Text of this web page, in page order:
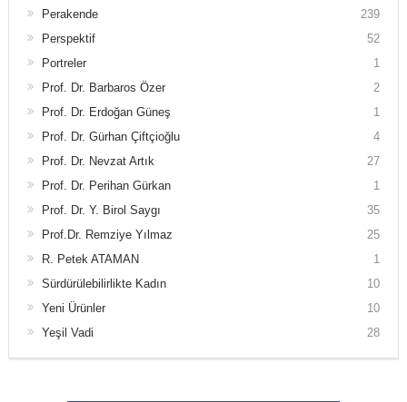
Perakende
239
Perspektif
52
Portreler
1
Prof. Dr. Barbaros Özer
2
Prof. Dr. Erdoğan Güneş
1
Prof. Dr. Gürhan Çiftçioğlu
4
Prof. Dr. Nevzat Artık
27
Prof. Dr. Perihan Gürkan
1
Prof. Dr. Y. Birol Saygı
35
Prof.Dr. Remziye Yılmaz
25
R. Petek ATAMAN
1
Sürdürülebilirlikte Kadın
10
Yeni Ürünler
10
Yeşil Vadi
28